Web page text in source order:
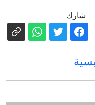
شارك